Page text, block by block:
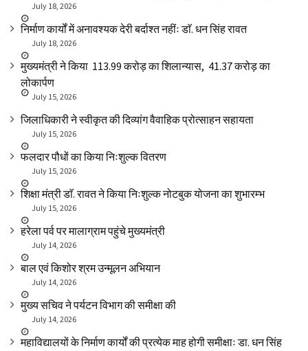
July 18, 2026
निर्माण कार्यों में अनावश्यक देरी बर्दाश्त नहींः डाॅ. धन सिंह रावत
July 18, 2026
मुख्यमंत्री ने किया ₹ 113.99 करोड़ का शिलान्यास, ₹ 41.37 करोड़ का
लोकार्पण
July 15, 2026
जिलाधिकारी ने स्वीकृत की दिव्यांग वैवाहिक प्रोत्साहन सहायता
July 15, 2026
फलदार पौधों का किया निःशुल्क वितरण
July 15, 2026
शिक्षा मंत्री डाॅ. रावत ने किया निःशुल्क नोटबुक योजना का शुभारम्भ
July 15, 2026
हरेला पर्व पर मालाग्राम पहुंचे मुख्यमंत्री
July 14, 2026
बाल एवं किशोर श्रम उन्मूलन अभियान
July 14, 2026
मुख्य सचिव ने पर्यटन विभाग की समीक्षा की
July 14, 2026
महाविद्यालयों के निर्माण कार्यों की प्रत्येक माह होगी समीक्षाः डा. धन सिंह